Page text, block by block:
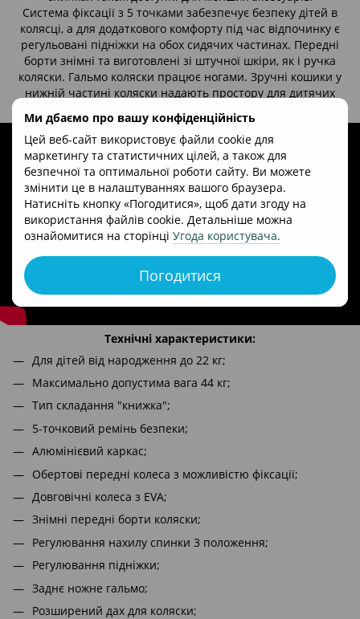
Ми дбаємо про вашу конфіденційність
Цей веб-сайт використовує файли cookie для
маркетингу та статистичних цілей, а також для
безпечної та оптимальної роботи сайту. Ви можете
змінити це в налаштуваннях вашого браузера.
Натисніть кнопку «Погодитися», щоб дати згоду на
використання файлів cookie. Детальніше можна
ознайомитися на сторінці Угода користувача.
Погодитися
Система фіксації з 5 точками забезпечує безпеку дітей в
колясці, а для додаткового комфорту під час відпочинку є
регульовані підніжки на обох сидячих частинах. Передні
борти знімні та виготовлені зі штучної шкіри, як і ручка
коляски. Гальмо коляски працює ногами. Зручні кошики у
нижній частині коляски надають простору для дитячих
Технічні характеристики:
Для дітей від народження до 22 кг;
Максимально допустима вага 44 кг;
Тип складання "книжка";
5-точковий ремінь безпеки;
Алюмінієвий каркас;
Обертові передні колеса з можливістю фіксації;
Довговічні колеса з EVA;
Знімні передні борти коляски;
Регулювання нахилу спинки 3 положення;
Регулювання підніжки;
Заднє ножне гальмо;
Розширений дах для коляски;